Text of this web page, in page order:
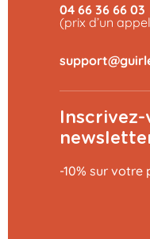
04 66 36 66 03
(prix d’un
-10% sur